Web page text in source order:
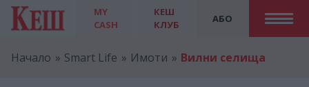
MY
CASH
АБО
КЕШ
КЛУБ
Начало Smart Life Имоти Вилни селища